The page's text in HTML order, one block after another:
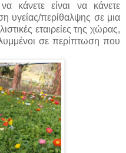
κάνετε είναι να κάνετε
υγείας/περίθαλψης σε μια
εταιρείες της χώρας,
σε περίπτωση που